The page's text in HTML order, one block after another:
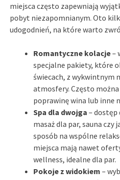
miejsca często zapewniają
pobyt niezapomnianym. Oto
udogodnień, na które warto
Romantyczne kolacje–
specjalne pakiety, które
świecach, z wykwintnym
atmosfery. Często
poprawinę wina lub inne
Spa dla dwojga – dostęp
masaż dla par, sauna czy
sposób na wspólne
miejsca mają nawet
wellness, idealne dla par.
Pokoje z widokiem –